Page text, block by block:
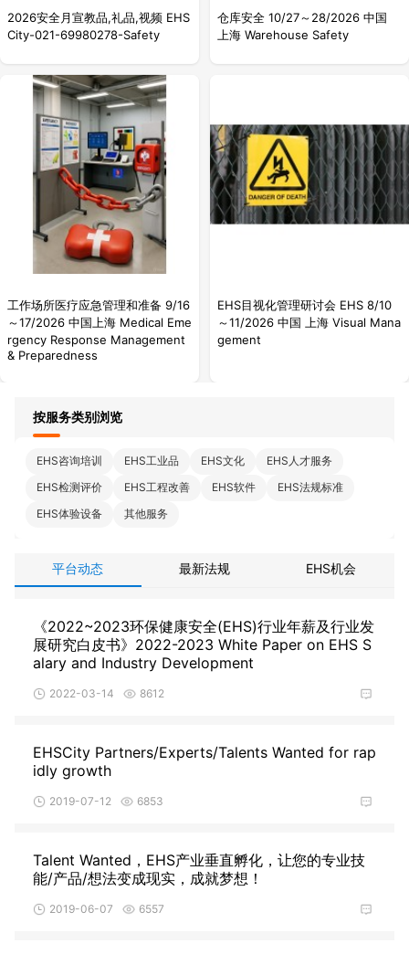
2026安全月宣教品,礼品,视频 EHS
City-021-69980278-Safety
仓库安全 10/27～28/2026 中国
上海 Warehouse Safety
工作场所医疗应急管理和准备 9/16
～17/2026 中国上海 Medical Eme
rgency Response Management
& Preparedness
EHS目视化管理研讨会 EHS 8/10
～11/2026 中国 上海 Visual Mana
gement
按服务类别浏览
EHS咨询培训 EHS工业品 EHS文化
EHS人才服务
EHS检测评价
EHS工程改善 EHS软件
EHS法规标准
EHS体验设备
其他服务
平台动态 最新法规 EHS机会
《2022~2023环保健康安全(EHS)行业年薪及行业发
展研究白皮书》2022-2023 White Paper on EHS S
alary and Industry Development
2022-03-14 8612
EHSCity Partners/Experts/Talents Wanted for rap
idly growth
2019-07-12 6853
Talent Wanted，EHS产业垂直孵化，让您的专业技
能/产品/想法变成现实，成就梦想！
2019-06-07 6557